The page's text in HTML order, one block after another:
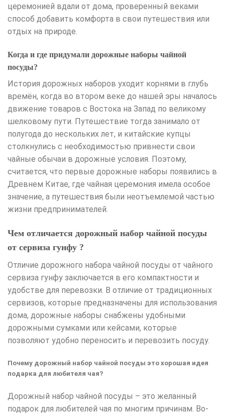
церемонией вдали от дома, проверенный веками
способ добавить комфорта в свои путешествия или
отдых на природе.
Когда и где придумали дорожные наборы чайной
посуды?
История дорожных наборов уходит корнями в глубь
времён, когда во втором веке до нашей эры началось
движение товаров с Востока на Запад по великому
шелковому пути. Путешествие тогда занимало от
полугода до нескольких лет, и китайские купцы
столкнулись с необходимостью привнести свои
чайные обычаи в дорожные условия. Поэтому,
считается, что первые дорожные наборы появились в
Древнем Китае, где чайная церемония имела особое
значение, а путешествия были неотъемлемой частью
жизни предпринимателей.
Чем отличается дорожный набор чайной посуды
от сервиза гунфу ?
Отличие дорожного набора чайной посуды от чайного
сервиза гунфу заключается в его компактности и
удобстве для перевозки. В отличие от традиционных
сервизов, которые предназначены для использования
дома, дорожные наборы снабжены удобными
дорожными сумками или кейсами, которые
позволяют удобно переносить и перевозить посуду.
Почему дорожный набор чайной посуды это хорошая идея
подарка для любителя чая?
Дорожный набор чайной посуды – это желанный
подарок для любителей чая по многим причинам. Во-